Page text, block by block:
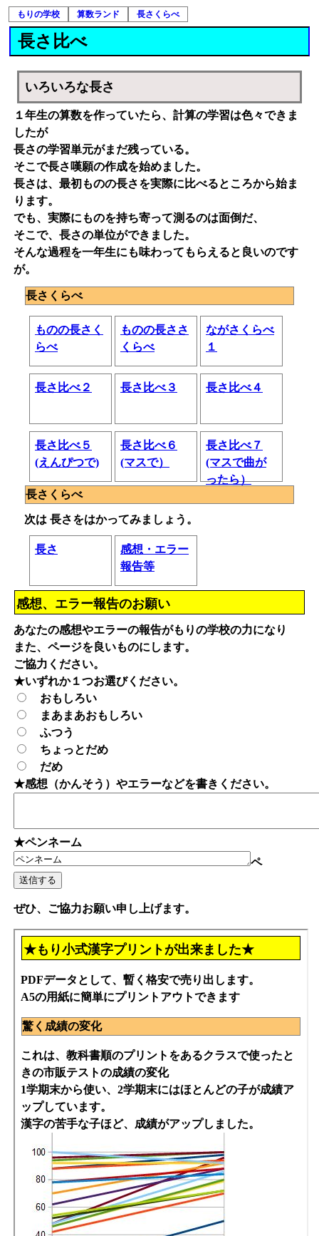
もりの学校 算数ランド 長さくらべ
長さ比べ
いろいろな長さ
１年生の算数を作っていたら、計算の学習は色々できま
したが
長さの学習単元がまだ残っている。
そこで長さ嘆願の作成を始めました。
長さは、最初ものの長さを実際に比べるところから始ま
ります。
でも、実際にものを持ち寄って測るのは面倒だ、
そこで、長さの単位ができました。
そんな過程を一年生にも味わってもらえると良いのです
が。
長さくらべ
ものの長さく
らべ
ものの長ささ
くらべ
ながさくらべ
１
長さ比べ２ 長さ比べ３ 長さ比べ４
長さ比べ５
(えんぴつで)
長さ比べ６
(マスで）
長さ比べ７
(マスで曲が
ったら）
長さくらべ
次は 長さをはかってみましょう。
長さ
感想・エラー
報告等
感想、エラー報告のお願い
あなたの感想やエラーの報告がもりの学校の力になり
また、ページを良いものにします。
ご協力ください。
★いずれか１つお選びください。
おもしろい
まあまあおもしろい
ふつう
ちょっとだめ
だめ
★感想（かんそう）やエラーなどを書きください。
★ペンネーム
ペ
ぜひ、ご協力お願い申し上げます。